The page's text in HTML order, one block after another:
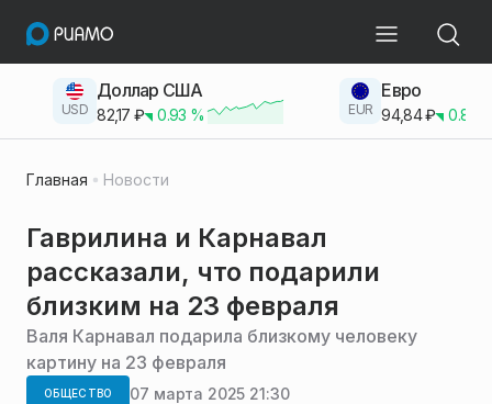
USD
Доллар США
82,17 ₽ 0.93 % EUR
Евро
94,84₽ 0.83
Главная Новости
Гаврилина и Карнавал
рассказали, что подарили
близким на 23 февраля
Валя Карнавал подарила близкому человеку
картину на 23 февраля
ОБЩЕСТВО 07 марта 2025 21:30